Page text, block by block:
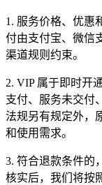
1. 服务价格、优惠
付由支付宝、微信
渠道规则约束。
2. VIP 属于即时开
支付、服务未交付
法规另有规定外，
和使用需求。
3. 符合退款条件的
核实后，我们将按